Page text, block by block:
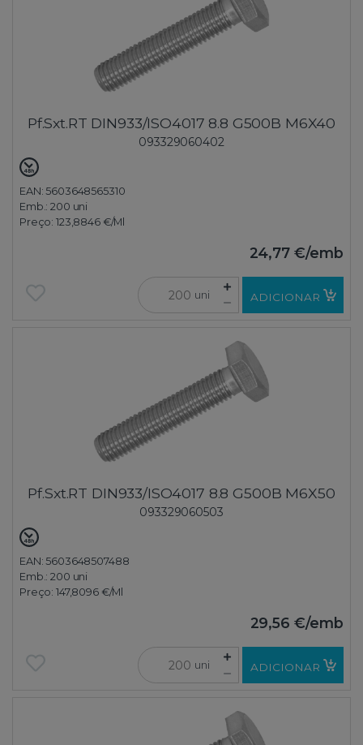
Pf.Sxt.RT DIN933/ISO4017 8.8 G500B M6X40
093329060402
EAN: 5603648565310
Emb.:200 uni
Preço: 123,8846 €/Ml
24,77 €/emb
uni ADICIONAR
Pf.Sxt.RT DIN933/ISO4017 8.8 G500B M6X50
093329060503
EAN: 5603648507488
Emb.:200 uni
Preço: 147,8096 €/Ml
29,56 €/emb
uni ADICIONAR